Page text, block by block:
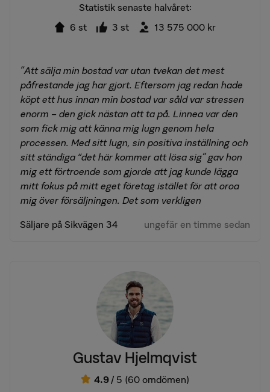
Statistik senaste halvåret:
6 st
3 st 13 575 000 kr
"Att sälja min bostad var utan tvekan det mest
påfrestande jag har gjort. Eftersom jag redan hade
köpt ett hus innan min bostad var såld var stressen
enorm – den gick nästan att ta på. Linnea var den
som fick mig att känna mig lugn genom hela
processen. Med sitt lugn, sin positiva inställning och
sitt ständiga “det här kommer att lösa sig” gav hon
mig ett förtroende som gjorde att jag kunde lägga
mitt fokus på mitt eget företag istället för att oroa
mig över försäljningen. Det som verkligen
fanns alltid tillgänglig, höll mig uppdaterad och stod
resultat. För mig är Linnea mer än en mäklare – hon
är någon jag kommer att anlita igen utan att tveka.
Jag kan varmt rekommendera henne till alla som
söker en engagerad, professionell och trygg
Säljare på Sikvägen 34 ungefär en timme sedan
Gustav Hjelmqvist
4.9/ 5 (60 omdömen)